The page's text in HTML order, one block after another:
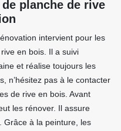
planche de rive
intervient pour les
en bois. Il a suivi
et réalise toujours les
n’hésitez pas à le contacter
de rive en bois. Avant
les rénover. Il assure
Grâce à la peinture, les